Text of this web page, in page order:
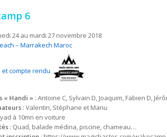
6
24 au mardi 27 novembre 2018
– Marrakech Maroc
compte rendu
« Handi » : Antoine C, Sylvain D, Joaquim, Fabien D,
: Valentin, Stéphane et Manu
à 10mn en voiture
: Quad, balade médina, piscine, chameau…